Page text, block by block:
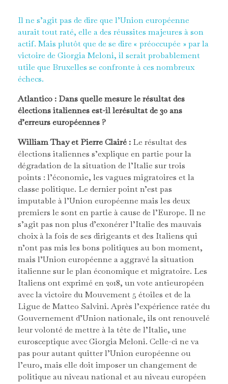
Il ne s’agit pas de dire que l’Union européenne
aurait tout raté, elle a des réussites majeures à son
actif. Mais plutôt que de se dire « préoccupée » par la
victoire de Giorgia Meloni, il serait probablement
utile que Bruxelles se confronte à ces nombreux
échecs.
Atlantico : Dans quelle mesure le résultat des
élections italiennes est-il lerésultat de 30 ans
d’erreurs européennes ?
William Thay et Pierre Clairé : Le résultat des
élections italiennes s’explique en partie pour la
dégradation de la situation de l’Italie sur trois
points : l’économie, les vagues migratoires et la
classe politique. Le dernier point n’est pas
imputable à l’Union européenne mais les deux
premiers le sont en partie à cause de l’Europe. Il ne
s’agit pas non plus d’exonérer l’Italie des mauvais
choix à la fois de ses dirigeants et des Italiens qui
n’ont pas mis les bons politiques au bon moment,
mais l’Union européenne a aggravé la situation
italienne sur le plan économique et migratoire. Les
Italiens ont exprimé en 2018, un vote antieuropéen
avec la victoire du Mouvement 5 étoiles et de la
Ligue de Matteo Salvini. Après l’expérience ratée du
Gouvernement d’Union nationale, ils ont renouvelé
leur volonté de mettre à la tête de l’Italie, une
eurosceptique avec Giorgia Meloni. Celle-ci ne va
pas pour autant quitter l’Union européenne ou
l’euro, mais elle doit imposer un changement de
politique au niveau national et au niveau européen